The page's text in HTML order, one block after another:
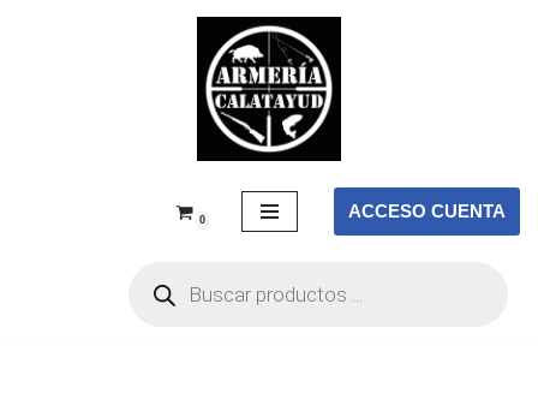
0 ACCESO CUENTA